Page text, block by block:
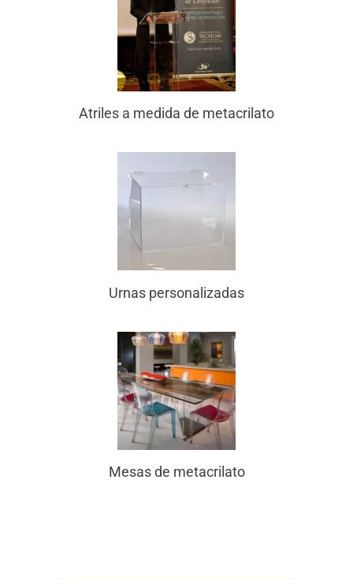
Atriles a medida de metacrilato
Urnas personalizadas
Mesas de metacrilato